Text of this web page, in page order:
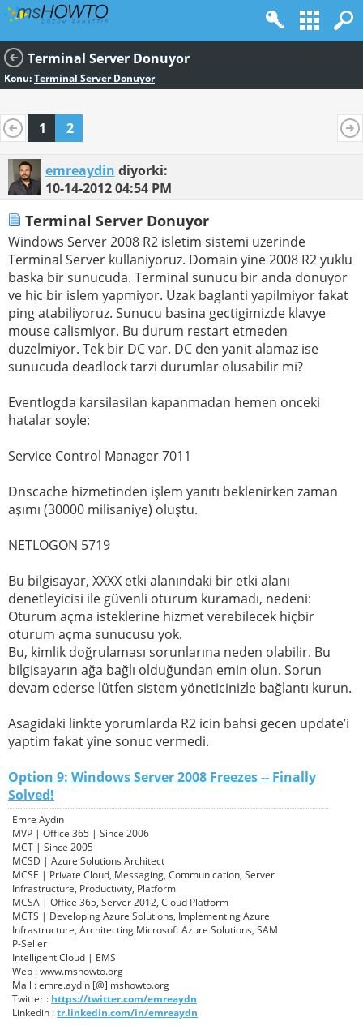
Terminal Server Donuyor
Konu:Terminal Server Donuyor
1 2
emreaydin diyorki:
10-14-201204:54 PM
Terminal Server Donuyor
Windows Server 2008 R2 isletim sistemi uzerinde
Terminal Server kullaniyoruz. Domain yine 2008 R2 yuklu
baska bir sunucuda. Terminal sunucu bir anda donuyor
ve hic bir islem yapmiyor. Uzak baglanti yapilmiyor fakat
ping atabiliyoruz. Sunucu basina gectigimizde klavye
mouse calismiyor. Bu durum restart etmeden
duzelmiyor. Tek bir DC var. DC den yanit alamaz ise
sunucuda deadlock tarzi durumlar olusabilir mi?
Eventlogda karsilasilan kapanmadan hemen onceki
hatalar soyle:
Service Control Manager 7011
Dnscache hizmetinden işlem yanıtı beklenirken zaman
aşımı (30000 milisaniye) oluştu.
NETLOGON 5719
Bu bilgisayar, XXXX etki alanındaki bir etki alanı
denetleyicisi ile güvenli oturum kuramadı, nedeni:
Oturum açma isteklerine hizmet verebilecek hiçbir
oturum açma sunucusu yok.
Bu, kimlik doğrulaması sorunlarına neden olabilir. Bu
bilgisayarın ağa bağlı olduğundan emin olun. Sorun
devam ederse lütfen sistem yöneticinizle bağlantı kurun.
Asagidaki linkte yorumlarda R2 icin bahsi gecen update’i
yaptim fakat yine sonuc vermedi.
Option 9: Windows Server 2008 Freezes -- Finally
Solved!
Emre Aydın
MVP | Office 365 | Since 2006
MCT | Since 2005
MCSD | Azure Solutions Architect
MCSE | Private Cloud, Messaging, Communication, Server
Infrastructure, Productivity, Platform
MCSA | Office 365, Server 2012, Cloud Platform
MCTS | Developing Azure Solutions, Implementing Azure
Infrastructure, Architecting Microsoft Azure Solutions, SAM
P-Seller
Intelligent Cloud | EMS
Web : www.mshowto.org
Mail : emre.aydin [@] mshowto.org
Twitter : https://twitter.com/emreaydn
Linkedin :tr.linkedin.com/in/emreaydn